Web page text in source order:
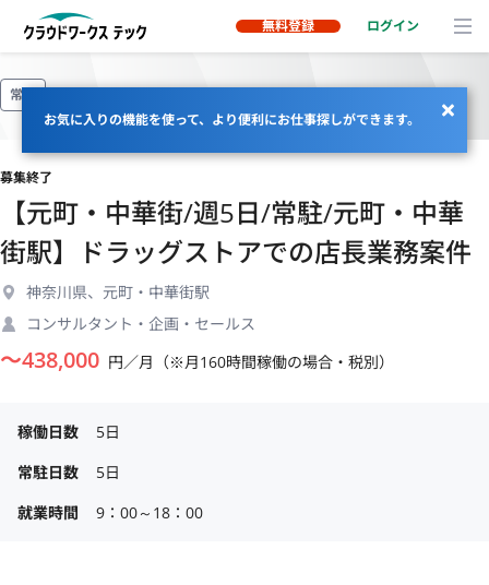
無料登録 ログイン
お気に入りの機能を使って、より便利にお仕事探しができます。
常駐
募集終了
【元町・中華街/週5日/常駐/元町・中華
街駅】ドラッグストアでの店長業務案件
神奈川県、元町・中華街駅
コンサルタント・企画・セールス
〜438,000 円／月（※月160時間稼働の場合・税別）
稼働日数
5日
常駐日数
5日
就業時間
9：00～18：00